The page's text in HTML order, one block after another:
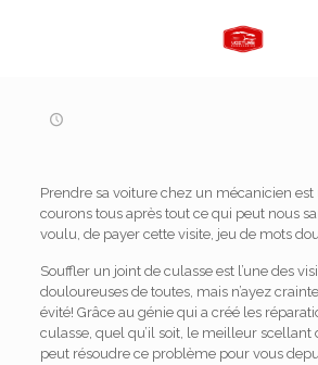
Prendre sa voiture chez un mécanicien est
courons tous après tout ce qui peut nous
voulu, de payer cette visite, jeu de mots
Souffler un joint de culasse est l’une des
douloureuses de toutes, mais n’ayez
évité! Grâce au génie qui a créé les
culasse, quel qu’il soit, le meilleur scellant
peut résoudre ce problème pour vous